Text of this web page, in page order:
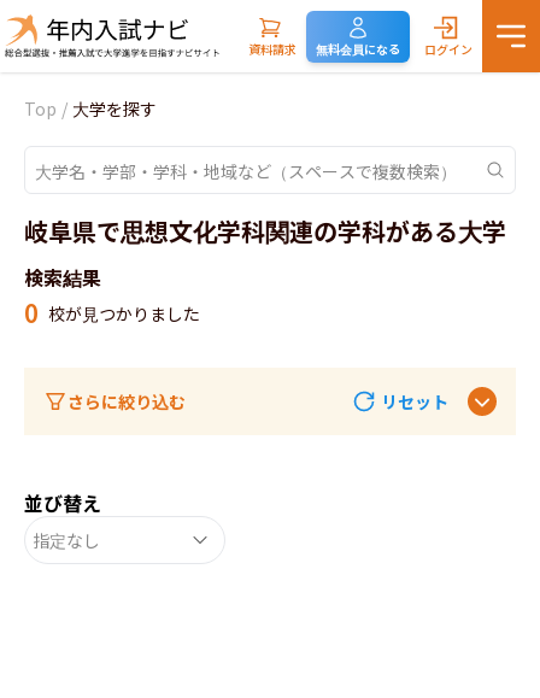
資料請求 無料会員になる ログイン
Top / 大学を探す
岐阜県で思想文化学科関連の学科がある大学
検索結果
0 校が見つかりました
さらに絞り込む リセット
並び替え
指定なし